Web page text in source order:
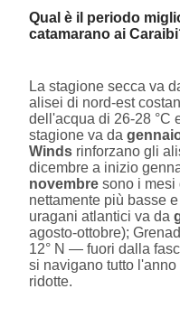
Qual è il periodo
catamarano ai
La stagione secca va
alisei di nord-est
dell'acqua di 26-28 °C
stagione va da
Winds rinforzano gli
dicembre a inizio
novembre sono i mesi
nettamente più basse
uragani atlantici va da
agosto-ottobre);
12° N — fuori dalla
si navigano tutto
ridotte.